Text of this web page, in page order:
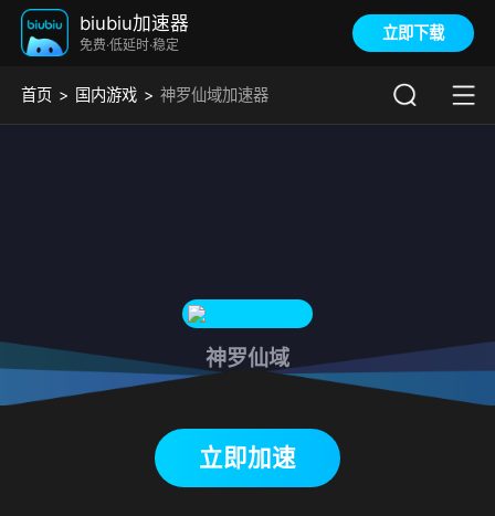
biubiu加速器
免费·低延时·稳定
立即下载
首页 国内游戏 神罗仙域加速器
神罗仙域
立即加速